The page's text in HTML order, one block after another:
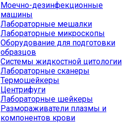
Моечно-дезинфекционные
машины
Лабораторные мешалки
Лабораторные микроскопы
Оборудование для подготовки
образцов
Системы жидкостной цитологии
Лабораторные сканеры
Термошейкеры
Центрифуги
Лабораторные шейкеры
Размораживатели плазмы и
компонентов крови